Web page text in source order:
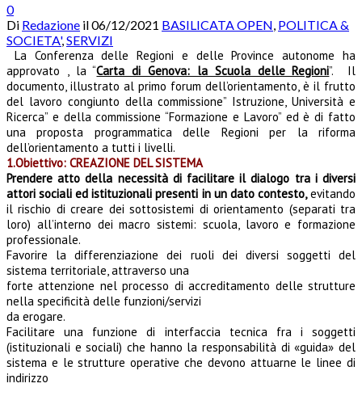
0
Di Redazione il06/12/2021 BASILICATA OPEN, POLITICA &
SOCIETA',SERVIZI
La Conferenza delle Regioni e delle Province autonome ha
approvato , la “Carta di Genova: la Scuola delle Regioni”. Il
documento, illustrato al primo forum dell’orientamento, è il frutto
del lavoro congiunto della commissione” Istruzione, Università e
Ricerca” e della commissione “Formazione e Lavoro” ed è di fatto
una proposta programmatica delle Regioni per la riforma
dell’orientamento a tutti i livelli.
1.Obiettivo: CREAZIONE DEL SISTEMA
Prendere atto della necessità di facilitare il dialogo tra i diversi
attori sociali ed istituzionali presenti in un dato contesto,evitando
il rischio di creare dei sottosistemi di orientamento (separati tra
loro) all’interno dei macro sistemi: scuola, lavoro e formazione
professionale.
Favorire la differenziazione dei ruoli dei diversi soggetti del
sistema territoriale, attraverso una
forte attenzione nel processo di accreditamento delle strutture
nella specificità delle funzioni/servizi
da erogare.
Facilitare una funzione di interfaccia tecnica fra i soggetti
(istituzionali e sociali) che hanno la responsabilità di «guida» del
sistema e le strutture operative che devono attuarne le linee di
indirizzo